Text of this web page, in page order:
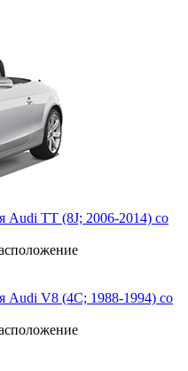
Audi TT (8J; 2006-2014) со
Audi V8 (4C; 1988-1994) со